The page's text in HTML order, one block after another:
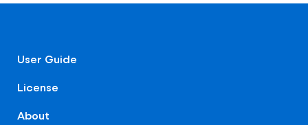
User Guide
License
About